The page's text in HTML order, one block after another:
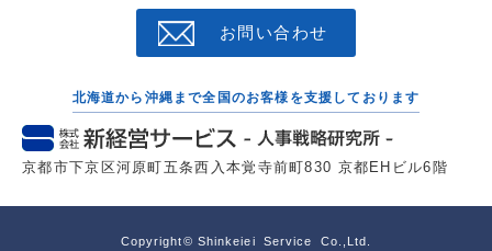
お問い合わせ
北海道から沖縄まで全国のお客様を支援しております
京都市下京区河原町五条西入本覚寺前町830 京都EHビル6階
Copyright© Shinkeiei Service Co.,Ltd.